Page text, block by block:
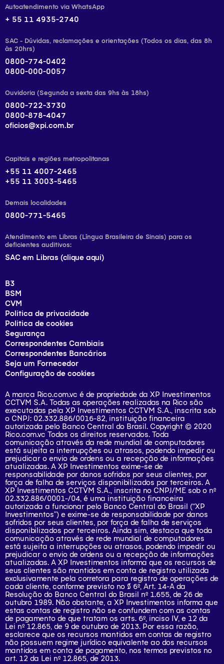
Autoatendimento via WhatsApp
+ 55 11 4935-2740
SAC - Dúvidas, reclamações e orientações (Todos os dias, das 8h
às 20hrs)
0800-774-0402
0800-000-0057
Ouvidoria (Segunda a sexta das 9hs às 18hs)
0800-722-3730
0800-878-4047
oficios@xpi.com.br
Capitais e regiões metropolitanas
+55 11 4007-2465
+55 11 3003-5465
Demais localidades
0800-771-5465
Atendimento em Libras (Língua Brasileira de Sinais) para os
deficientes auditivos:
SAC em Libras (clique aqui)
B3
BSM
CVM
Politica de privacidade
Politica de cookies
Segurança
Correspondentes Cambiais
Correspondentes Bancários
Seja um Fornecedor
Configuração de cookies
A marca Rico.com.vc é de propriedade da XP Investimentos
CCTVM S.A. Todas as operações realizadas na Rico são
executadas pela XP Investimentos CCTVM S.A., inscrita sob
o CNPJ: 02.332.886/0016-82, instituição financeira
autorizada pelo Banco Central do Brasil. Copyright © 2020
Rico.com.vc Todos os direitos reservados. Toda
comunicação através da rede mundial de computadores
está sujeita a interrupções ou atrasos, podendo impedir ou
prejudicar o envio de ordens ou a recepção de informações
atualizadas. A XP Investimentos exime-se de
responsabilidade por danos sofridos por seus clientes, por
força de falha de serviços disponibilizados por terceiros. A
XP Investimentos CCTVM S.A., inscrita no CNPJ/ME sob o nº
02.332.886/0001-/­04, é uma instituição financeira
autorizada a funcionar pelo Banco Central do Brasil (“XP
Investimentos”) e exime-se de responsabilidade por danos
sofridos por seus clientes, por força de falha de serviços
disponibilizados por terceiros. Ainda sim, destaca que toda
comunicação através de rede mundial de computadores
está sujeita a interrupções ou atrasos, podendo impedir ou
prejudicar o envio de ordens ou a recepção de informações
atualizadas. A XP Investimentos informa que os recursos de
seus clientes são mantidos em conta de registro utilizada
exclusivamente pela corretora para registro de operações de
cada cliente, conforme previsto no § 6º, Art. 14-A da
Resolução do Banco Central do Brasil nº 1.655, de 26 de
outubro 1989. Não obstante, a XP Investimentos informa que
estas contas de registro não se confundem com as contas
de pagamento de que tratam os arts. 6º, inciso IV, e 12 da
Lei nº 12.865, de 9 de outubro de 2013. Por essa razão,
esclarece que os recursos mantidos em contas de registro
não possuem regime jurídico equivalente ao dos recursos
mantidos em conta de pagamento, nos termos previstos no
art. 12 da Lei nº 12.865, de 2013.